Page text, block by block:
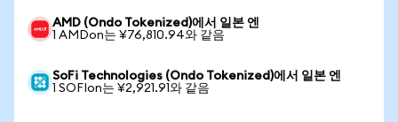
AMD (Ondo Tokenized)에서 일본 엔
1 AMDon는 ¥76,810.94와 같음
SoFi Technologies (Ondo Tokenized)에서 일본 엔
1 SOFIon는 ¥2,921.91와 같음